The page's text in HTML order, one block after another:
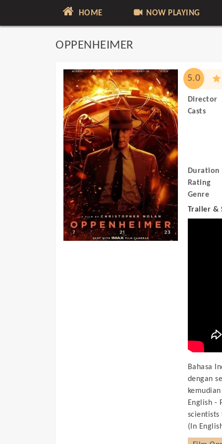
HOME NOW PLAYING
OPPENHEIMER
5.0
Director
Casts
Duration
Rating
Genre
Trailer &
Bahasa
dengan
English -
scientists
(In